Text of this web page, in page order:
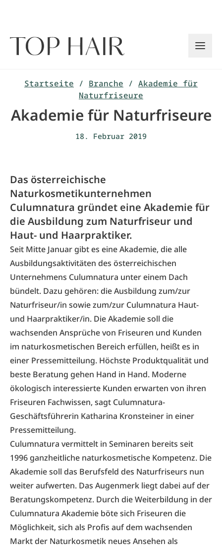
Startseite / Branche / Akademie für
Naturfriseure
Akademie für Naturfriseure
18. Februar 2019
Das österreichische
Naturkosmetikunternehmen
Culumnatura gründet eine Akademie für
die Ausbildung zum Naturfriseur und
Haut- und Haarpraktiker.
Seit Mitte Januar gibt es eine Akademie, die alle
Ausbildungsaktivitäten des österreichischen
Unternehmens Culumnatura unter einem Dach
bündelt. Dazu gehören: die Ausbildung zum/zur
Naturfriseur/in sowie zum/zur Culumnatura Haut-
und Haarpraktiker/in. Die Akademie soll die
wachsenden Ansprüche von Friseuren und Kunden
im naturkosmetischen Bereich erfüllen, heißt es in
einer Pressemitteilung. Höchste Produktqualität und
beste Beratung gehen Hand in Hand. Moderne
ökologisch interessierte Kunden erwarten von ihren
Friseuren Fachwissen, sagt Culumnatura-
Geschäftsführerin Katharina Kronsteiner in einer
Pressemitteilung.
Culumnatura vermittelt in Seminaren bereits seit
1996 ganzheitliche naturkosmetische Kompetenz. Die
Akademie soll das Berufsfeld des Naturfriseurs nun
weiter aufwerten. Das Augenmerk liegt dabei auf der
Beratungskompetenz. Durch die Weiterbildung in der
Culumnatura Akademie böte sich Friseuren die
Möglichkeit, sich als Profis auf dem wachsenden
Markt der Naturkosmetik neues Ansehen als